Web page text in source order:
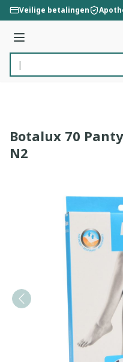
Ga naar de inhoud
Veilige betalingen
Menu
Product, merk,
Botalux 70
N2